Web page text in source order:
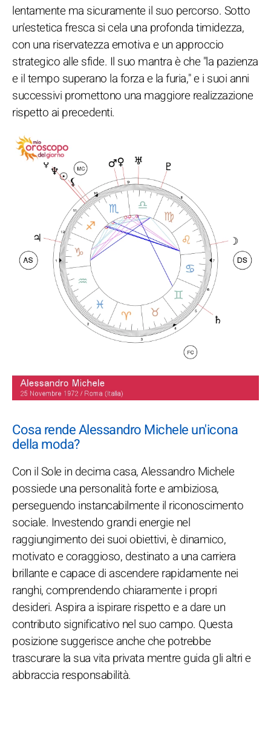
lentamente ma sicuramente il suo percorso. Sotto
un'estetica fresca si cela una profonda timidezza,
con una riservatezza emotiva e un approccio
strategico alle sfide. Il suo mantra è che "la pazienza
e il tempo superano la forza e la furia," e i suoi anni
successivi promettono una maggiore realizzazione
rispetto ai precedenti.
Cosa rende Alessandro Michele un'icona
della moda?
Con il Sole in decima casa, Alessandro Michele
possiede una personalità forte e ambiziosa,
perseguendo instancabilmente il riconoscimento
sociale. Investendo grandi energie nel
raggiungimento dei suoi obiettivi, è dinamico,
motivato e coraggioso, destinato a una carriera
brillante e capace di ascendere rapidamente nei
ranghi, comprendendo chiaramente i propri
desideri. Aspira a ispirare rispetto e a dare un
contributo significativo nel suo campo. Questa
posizione suggerisce anche che potrebbe
trascurare la sua vita privata mentre guida gli altri e
abbraccia responsabilità.